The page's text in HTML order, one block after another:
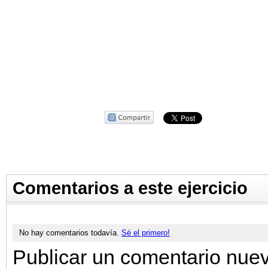
Comentarios a este ejercicio
No hay comentarios todavía. Sé el primero!
Publicar un comentario